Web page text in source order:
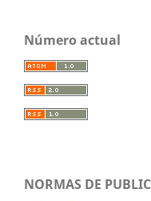
Número actual
NORMAS DE